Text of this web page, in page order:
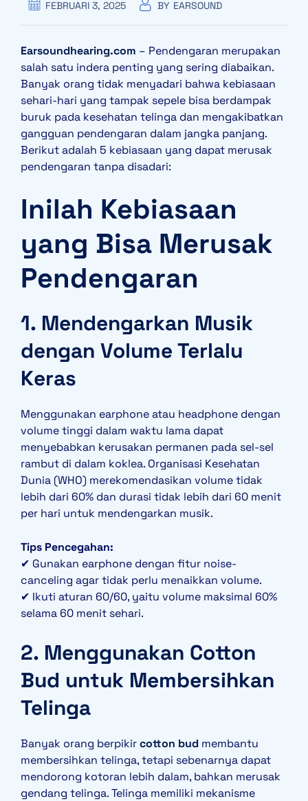
FEBRUARI 3, 2025 BY EARSOUND
Earsoundhearing.com – Pendengaran merupakan
salah satu indera penting yang sering diabaikan.
Banyak orang tidak menyadari bahwa kebiasaan
sehari-hari yang tampak sepele bisa berdampak
buruk pada kesehatan telinga dan mengakibatkan
gangguan pendengaran dalam jangka panjang.
Berikut adalah 5 kebiasaan yang dapat merusak
pendengaran tanpa disadari:
Inilah Kebiasaan
yang Bisa Merusak
Pendengaran
1. Mendengarkan Musik
dengan Volume Terlalu
Keras
Menggunakan earphone atau headphone dengan
volume tinggi dalam waktu lama dapat
menyebabkan kerusakan permanen pada sel-sel
rambut di dalam koklea. Organisasi Kesehatan
Dunia (WHO) merekomendasikan volume tidak
lebih dari 60% dan durasi tidak lebih dari 60 menit
per hari untuk mendengarkan musik.
Tips Pencegahan:
✔ Gunakan earphone dengan fitur noise-
canceling agar tidak perlu menaikkan volume.
✔ Ikuti aturan 60/60, yaitu volume maksimal 60%
selama 60 menit sehari.
2. Menggunakan Cotton
Bud untuk Membersihkan
Telinga
Banyak orang berpikircotton bud membantu
membersihkan telinga, tetapi sebenarnya dapat
mendorong kotoran lebih dalam, bahkan merusak
gendang telinga. Telinga memiliki mekanisme